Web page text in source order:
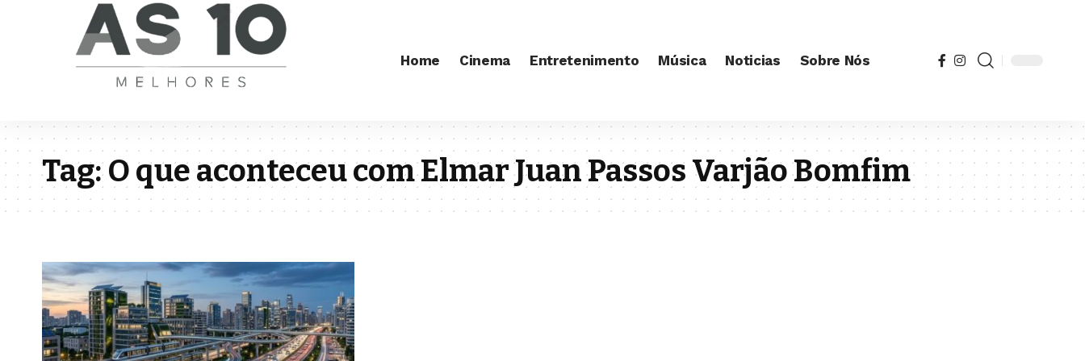
Home Cinema Entretenimento Música Noticias Sobre Nós
Tag:O que aconteceu com Elmar Juan Passos Varjão Bomfim